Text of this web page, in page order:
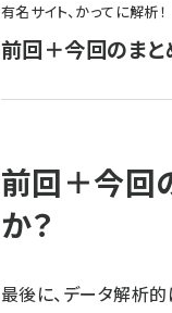
ン
く
ず
有名サイト、かってに解析！
前回＋今回のまと
前回＋今回
か？
最後に、データ解析